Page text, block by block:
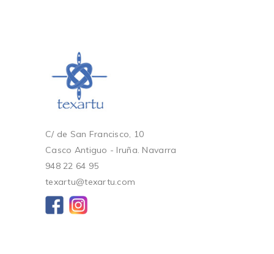
C/ de San Francisco, 10
Casco Antiguo - Iruña. Navarra
948 22 64 95
texartu@texartu.com